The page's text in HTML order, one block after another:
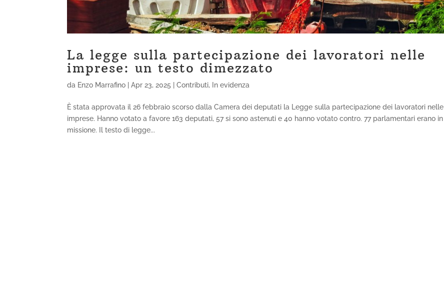
La legge sulla partecipazione dei lavoratori nelle
imprese: un testo dimezzato
da Enzo Marrafino |Apr 23, 2025 |Contributi, In evidenza
È stata approvata il 26 febbraio scorso dalla Camera dei deputati la Legge sulla partecipazione dei lavoratori nelle
imprese. Hanno votato a favore 163 deputati, 57 si sono astenuti e 40 hanno votato contro. 77 parlamentari erano in
missione. Il testo di legge...